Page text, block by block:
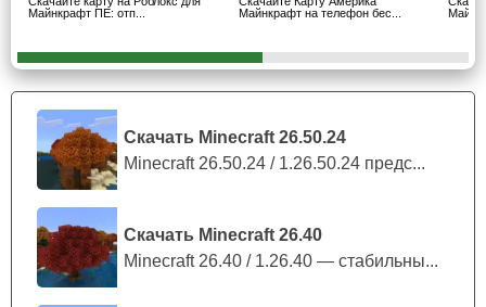
Скачать Minecraft 26.50.24
Minecraft 26.50.24 / 1.26.50.24 предс...
Скачать Minecraft 26.40
Minecraft 26.40 / 1.26.40 — стабильны...
механизмы Minecraft PE. Это потому что раздатчики в
всего этого.
Детали
Когда пытаешься попасть внутрь пространства,
невозможно не заметить очень интересную деталь.
Карта бравл таун закрытабарьером . Так что если вдруг
пользователь Майнкрафт ПЕ испугается соперника,
сбежать не получится
Майнкрафт ПЕ: отп...
Майнкрафт на телефон бес...